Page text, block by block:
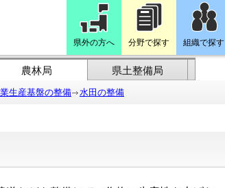
県外の方へ 分野で探す 組織で探す
農林局 県土整備局
生産基盤の整備 水田の整備